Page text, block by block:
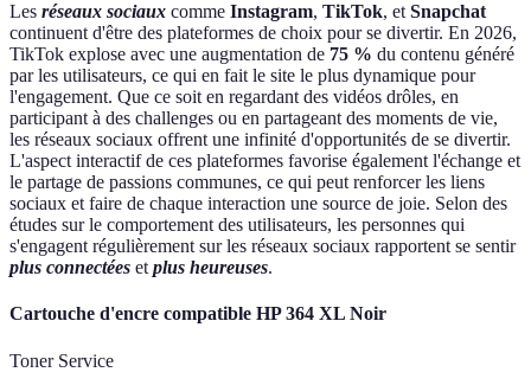
Les réseaux sociaux comme Instagram, TikTok, et Snapchat
continuent d'être des plateformes de choix pour se divertir. En 2026,
TikTok explose avec une augmentation de 75 % du contenu généré
par les utilisateurs, ce qui en fait le site le plus dynamique pour
l'engagement. Que ce soit en regardant des vidéos drôles, en
participant à des challenges ou en partageant des moments de vie,
les réseaux sociaux offrent une infinité d'opportunités de se divertir.
L'aspect interactif de ces plateformes favorise également l'échange et
le partage de passions communes, ce qui peut renforcer les liens
sociaux et faire de chaque interaction une source de joie. Selon des
études sur le comportement des utilisateurs, les personnes qui
s'engagent régulièrement sur les réseaux sociaux rapportent se sentir
plus connectées et plus heureuses.
Cartouche d'encre compatible HP 364 XL Noir
Toner Service